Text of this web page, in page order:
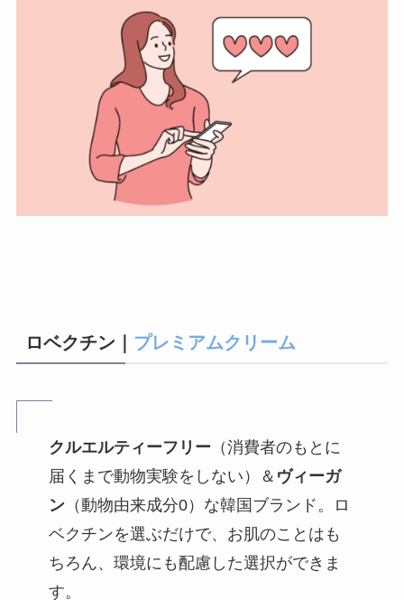
ロベクチン｜ プレミアムクリーム
クルエルティーフリー （消費者のもとに
届くまで動物実験をしない）＆ ヴィーガ
ン（動物由来成分0）な韓国ブランド。ロ
ベクチンを選ぶだけで、お肌のことはも
ちろん、環境にも配慮した選択ができま
す。